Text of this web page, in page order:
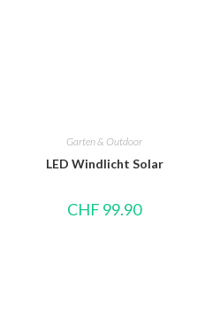
Garten & Outdoor
LED Windlicht Solar
CHF 99.90